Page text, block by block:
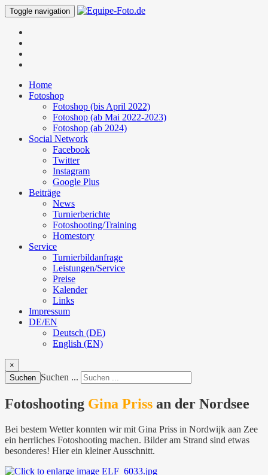
Toggle navigation
Home
Fotoshop
Fotoshop (bis April 2022)
Fotoshop (ab Mai 2022-2023)
Fotoshop (ab 2024)
Social Network
Facebook
Twitter
Instagram
Google Plus
Beiträge
News
Turnierberichte
Fotoshooting/Training
Homestory
Service
Turnierbildanfrage
Leistungen/Service
Preise
Kalender
Links
Impressum
DE/EN
Deutsch (DE)
English (EN)
×
Suchen Suchen ...
Fotoshooting Gina Priss an der Nordsee
Bei bestem Wetter konnten wir mit Gina Priss in Nordwijk aan Zee
ein herrliches Fotoshooting machen. Bilder am Strand sind etwas
besonderes! Hier ein kleiner Ausschnitt.